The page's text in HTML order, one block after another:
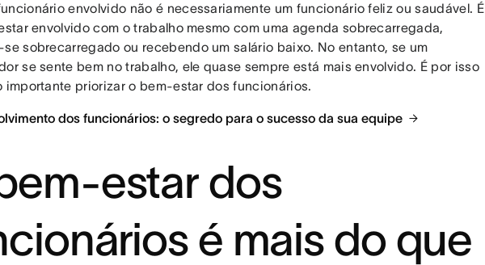
envolvido não é necessariamente um funcionário feliz ou saudável. É
envolvido com o trabalho mesmo com uma agenda sobrecarregada,
sobrecarregado ou recebendo um salário baixo. No entanto, se um
se sente bem no trabalho, ele quase sempre está mais envolvido. É por isso
importante priorizar o bem-estar dos funcionários.
dos funcionários: o segredo para o sucesso da sua equipe
estar dos
é mais do que